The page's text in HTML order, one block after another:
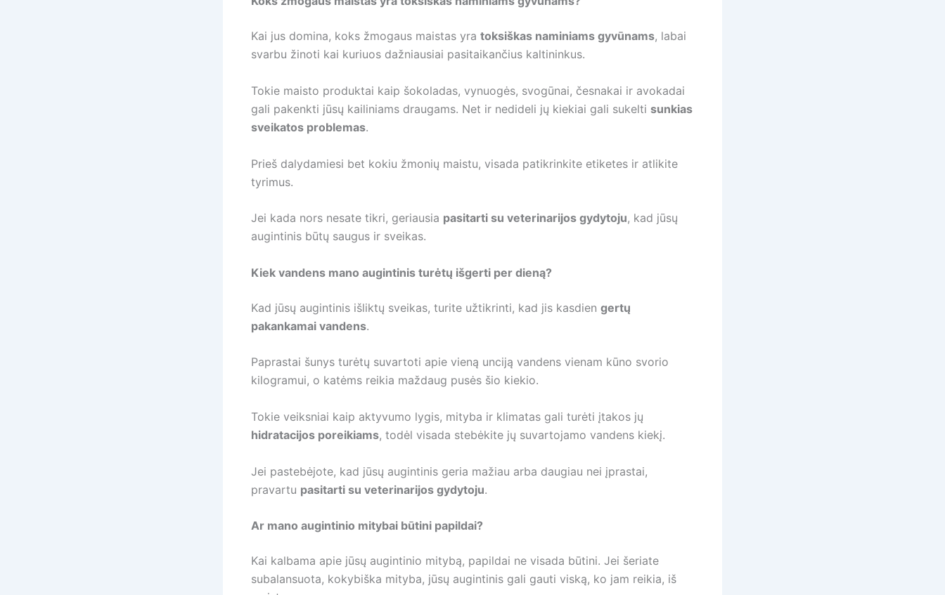
Kai jus domina, koks žmogaus maistas yra toksiškas naminiams gyvūnams, labai
svarbu žinoti kai kuriuos dažniausiai pasitaikančius kaltininkus.
Tokie maisto produktai kaip šokoladas, vynuogės, svogūnai, česnakai ir avokadai
gali pakenkti jūsų kailiniams draugams. Net ir nedideli jų kiekiai gali sukelti sunkias
sveikatos problemas.
Prieš dalydamiesi bet kokiu žmonių maistu, visada patikrinkite etiketes ir atlikite
tyrimus.
Jei kada nors nesate tikri, geriausia pasitarti su veterinarijos gydytoju, kad jūsų
augintinis būtų saugus ir sveikas.
Kiek vandens mano augintinis turėtų išgerti per dieną?
Kad jūsų augintinis išliktų sveikas, turite užtikrinti, kad jis kasdien gertų
pakankamai vandens.
Paprastai šunys turėtų suvartoti apie vieną unciją vandens vienam kūno svorio
kilogramui, o katėms reikia maždaug pusės šio kiekio.
Tokie veiksniai kaip aktyvumo lygis, mityba ir klimatas gali turėti įtakos jų
hidratacijos poreikiams, todėl visada stebėkite jų suvartojamo vandens kiekį.
Jei pastebėjote, kad jūsų augintinis geria mažiau arba daugiau nei įprastai,
pravartu pasitarti su veterinarijos gydytoju.
Ar mano augintinio mitybai būtini papildai?
Kai kalbama apie jūsų augintinio mitybą, papildai ne visada būtini. Jei šeriate
subalansuota, kokybiška mityba, jūsų augintinis gali gauti viską, ko jam reikia, iš